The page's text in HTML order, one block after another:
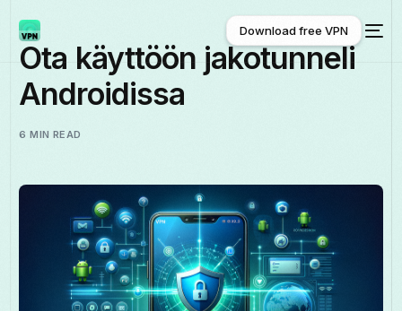
Download free VPN
Download free VPN
Ota käyttöön jakotunneli
Androidissa
6 MIN READ